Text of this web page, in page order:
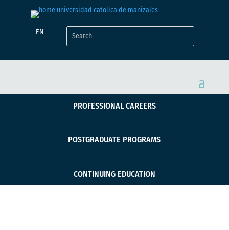
EN
PROFESSIONAL CAREERS
POSTGRADUATE PROGRAMS
CONTINUING EDUCATION